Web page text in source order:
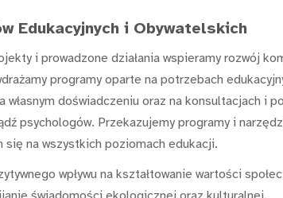
Edukacyjnych i Obywatelskich
i prowadzone działania wspieramy rozwój
programy oparte na potrzebach
własnym doświadczeniu oraz na konsultacjach i
psychologów. Przekazujemy programy i
się na wszystkich poziomach edukacji.
wpływu na kształtowanie wartości